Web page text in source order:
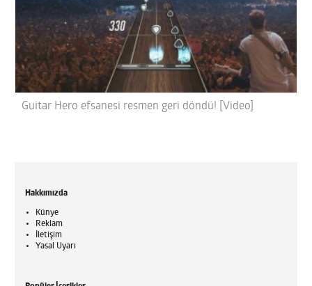
Guitar Hero efsanesi resmen geri döndü! [Video]
Hakkımızda
Künye
Reklam
İletişim
Yasal Uyarı